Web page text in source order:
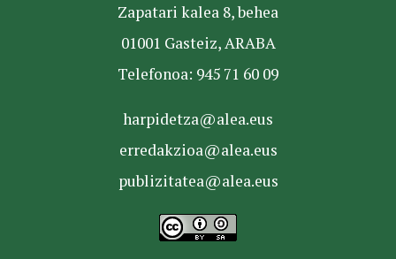
Zapatari kalea 8, behea
01001 Gasteiz, ARABA
Telefonoa: 945 71 60 09
harpidetza@alea.eus
erredakzioa@alea.eus
publizitatea@alea.eus